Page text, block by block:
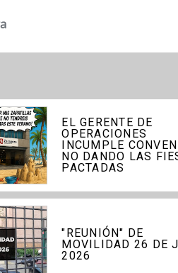
EL GERENTE DE
OPERACIONES
INCUMPLE
NO DANDO LAS
PACTADAS
"REUNIÓN" DE
MOVILIDAD 26 DE
2026